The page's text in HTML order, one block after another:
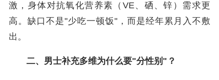
激，身体对抗氧化营养素（VE、硒、锌）需求更
高。缺口不是"少吃一顿饭"，而是经年累月入不敷
出。
二、男士补充多维为什么要"分性别"？